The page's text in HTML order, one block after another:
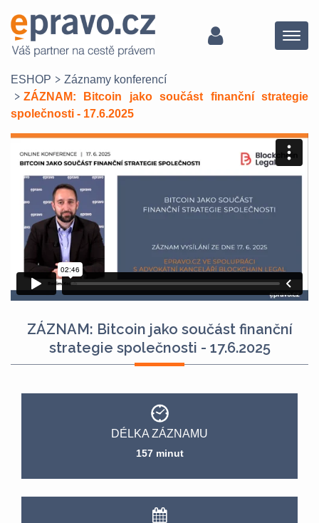
Menu
ESHOP
Záznamy konferencí
ZÁZNAM: Bitcoin jako součást finanční strategie
společnosti - 17.6.2025
ZÁZNAM: Bitcoin jako součást finanční
strategie společnosti - 17.6.2025
DÉLKA ZÁZNAMU
157 minut